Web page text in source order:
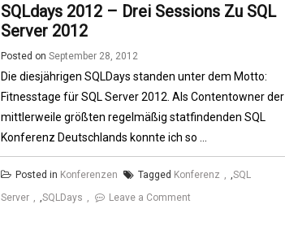
SQLdays 2012 – Drei Sessions Zu SQL
Server 2012
Posted on September 28, 2012
Die diesjährigen SQLDays standen unter dem Motto:
Fitnesstage für SQL Server 2012. Als Contentowner der
mittlerweile größten regelmäßig statfindenden SQL
Konferenz Deutschlands konnte ich so ...
Posted in Konferenzen Tagged Konferenz
SQL
Server
SQLDays Leave a Comment